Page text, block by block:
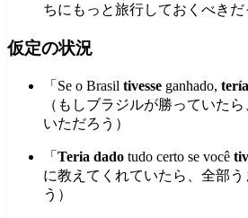
ちにもっと旅行しておくべきだ
仮定の状況
「Se o Brasil tivesse ganhado,
（もしブラジルが勝っていた
いただろう）
「 Teria dado tudo certo se você
に教えてくれていたら、全部
う）